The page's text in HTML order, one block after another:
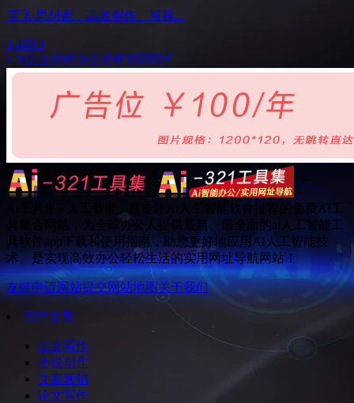
英飞·思想家，高效创作、可视...
1,468 0
CN企业协作办公协作协同软件
Ai工具集 - 人工智能 - 是专注Ai人工智能软件推荐的免费AI工
具集合网站，为全球办公人提供最新、最全面的ai人工智能工
具软件app下载和使用指南，助您更好地应用AI人工智能技
术。是实现高效办公轻松生活的实用网址导航网站！
友链申请网站提交网站地图关于我们
写作文案
公文写作
小说创作
文案营销
论文写作